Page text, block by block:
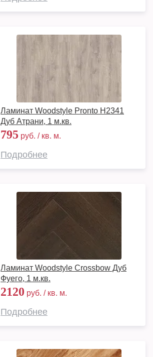
Ламинат Woodstyle Pronto H2341
Дуб Атрани, 1 м.кв.
795 руб. / кв. м.
Подробнее
Ламинат Woodstyle Crossbow Дуб
Фуего, 1 м.кв.
2120 руб. / кв. м.
Подробнее